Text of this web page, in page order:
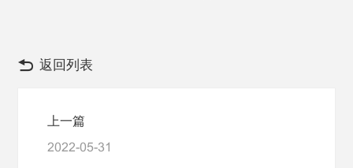
返回列表
上一篇
2022-05-31